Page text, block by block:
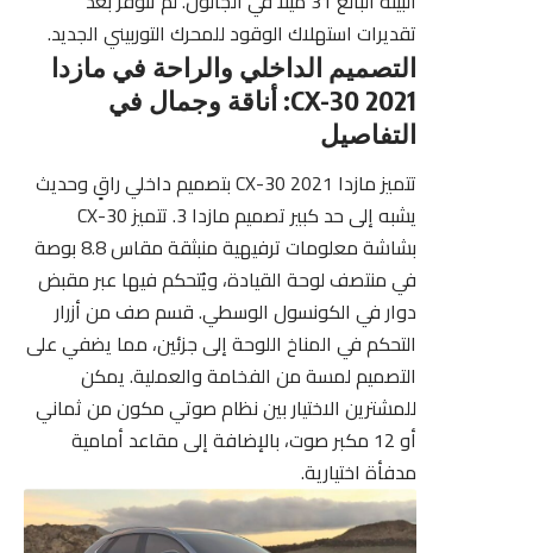
تقديرات استهلاك الوقود للمحرك التوربيني الجديد.
التصميم الداخلي والراحة في مازدا
CX-30 2021: أناقة وجمال في
التفاصيل
تتميز مازدا CX-30 2021 بتصميم داخلي راقٍ وحديث
يشبه إلى حد كبير تصميم مازدا 3. تتميز CX-30
بشاشة معلومات ترفيهية منبثقة مقاس 8.8 بوصة
في منتصف لوحة القيادة، ويُتحكم فيها عبر مقبض
دوار في الكونسول الوسطي. قسم صف من أزرار
التحكم في المناخ اللوحة إلى جزئين، مما يضفي على
التصميم لمسة من الفخامة والعملية. يمكن
للمشترين الاختيار بين نظام صوتي مكون من ثماني
أو 12 مكبر صوت، بالإضافة إلى مقاعد أمامية
مدفأة اختيارية.